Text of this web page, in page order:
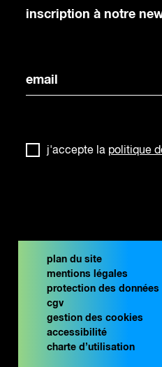
inscription à notre
j'accepte la politique
plan du site
mentions légales
protection des données
cgv
gestion des cookies
accessibilité
charte d’utilisation